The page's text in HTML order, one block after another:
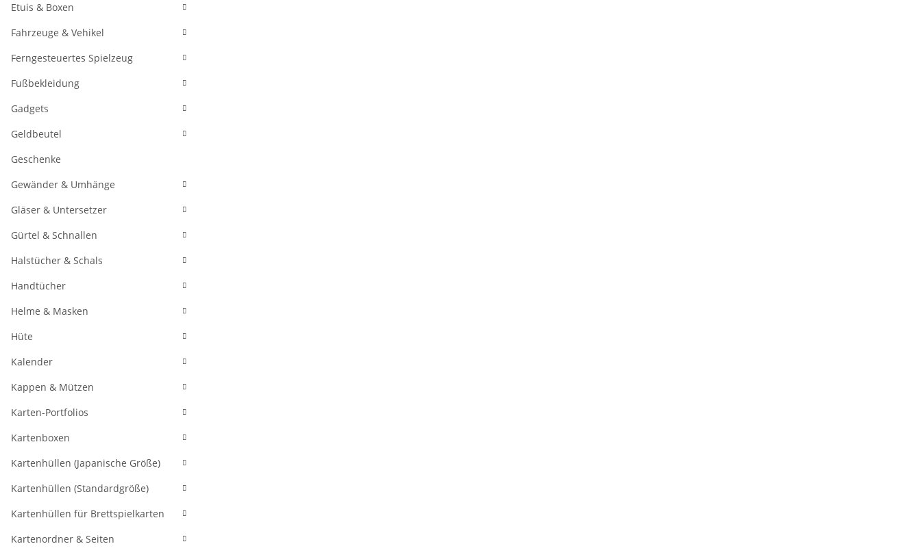
Etuis & Boxen
Fahrzeuge & Vehikel
Ferngesteuertes Spielzeug
Fußbekleidung
Gadgets
Geldbeutel
Geschenke
Gewänder & Umhänge
Gläser & Untersetzer
Gürtel & Schnallen
Halstücher & Schals
Handtücher
Helme & Masken
Hüte
Kalender
Kappen & Mützen
Karten-Portfolios
Kartenboxen
Kartenhüllen (Japanische Größe)
Kartenhüllen (Standardgröße)
Kartenhüllen für Brettspielkarten
Kartenordner & Seiten